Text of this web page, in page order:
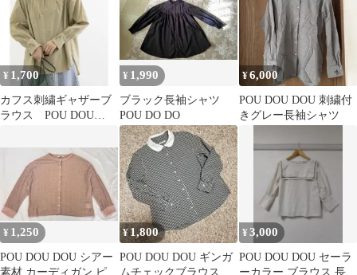
¥ 1,700
カフス刺繍ギャザーブ
ラウス POU DOU
ー 長袖 花
¥ 1,990
ブラック長袖シャツ
POU DO DO
¥6,000
POU DOU DOU 刺繍付
きグレー長袖シャツ
¥ 1,250
POU DOU DOU シアー
素材 カーディガン ピン
¥1,800
POU DOU DOU ギンガ
ムチェックブラウス
¥3,000
POU DOU DOU セーラ
ーカラー ブラウス 長袖